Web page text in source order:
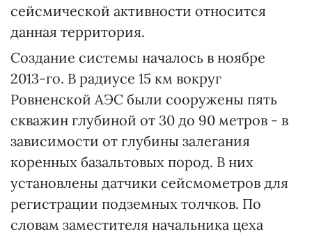
сейсмической активности относится
данная территория.
Создание системы началось в ноябре
2013-го. В радиусе 15 км вокруг
Ровненской АЭС были сооружены пять
скважин глубиной от 30 до 90 метров - в
зависимости от глубины залегания
коренных базальтовых пород. В них
установлены датчики сейсмометров для
регистрации подземных толчков. По
словам заместителя начальника цеха